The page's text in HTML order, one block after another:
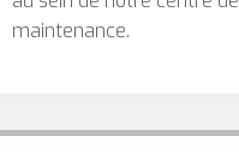
maintenance.